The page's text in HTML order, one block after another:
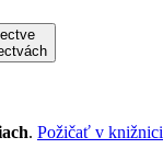
. Požičať v knižnici